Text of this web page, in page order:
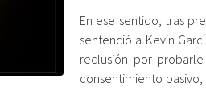
En ese sentido, tras
sentenció a Kevin
reclusión por
consentimiento